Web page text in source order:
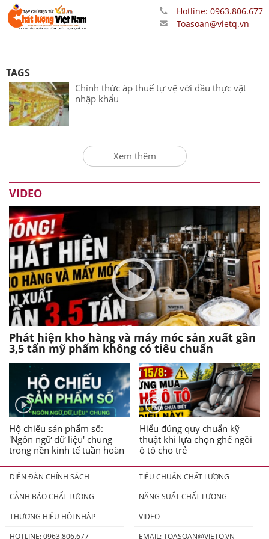
Hotline: 0963.806.677
Toasoan@vietq.vn
TAGS
Chính thức áp thuế tự vệ với dầu thực vật
nhập khẩu
Xem thêm
VIDEO
Phát hiện kho hàng và máy móc sản xuất gần
3,5 tấn mỹ phẩm không có tiêu chuẩn
Hộ chiếu sản phẩm số:
'Ngôn ngữ dữ liệu' chung
trong nền kinh tế tuần hoàn
Hiểu đúng quy chuẩn kỹ
thuật khi lựa chọn ghế ngồi
ô tô cho trẻ
DIỄN ĐÀN CHÍNH SÁCH
TIÊU CHUẨN CHẤT LƯỢNG
CẢNH BÁO CHẤT LƯỢNG
NĂNG SUẤT CHẤT LƯỢNG
THƯƠNG HIỆU HỘI NHẬP
VIDEO
HOTLINE: 0963.806.677
EMAIL:TOASOAN@VIETQ.VN